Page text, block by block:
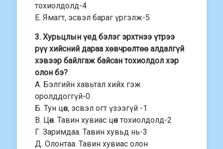
тохиолдолд-4
Е. Ямагт, эсвэл бараг үргэлж-5
3. Хурьцлын үед бэлэг эрхтнээ үтрээ
рүү хийсний дараа хөвчрөлтөө алдалгүй
хэвээр байлгаж байсан тохиолдол хэр
олон бэ?
А. Бэлгийн хавьтал хийх гэж
оролддоггүй-0
Б. Тун цөөн, эсвэл огт үзээгүй -1
В. Цөөн. Тавин хувиас цөөн тохиолдолд-2
Г. Заримдаа. Тавин хувьд нь-3
Д. Олонтаа. Тавин хувиас олон